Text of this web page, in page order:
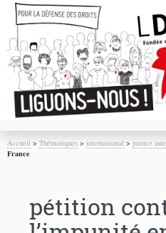
Accueil >Thématiques > international > justice
France
pétition